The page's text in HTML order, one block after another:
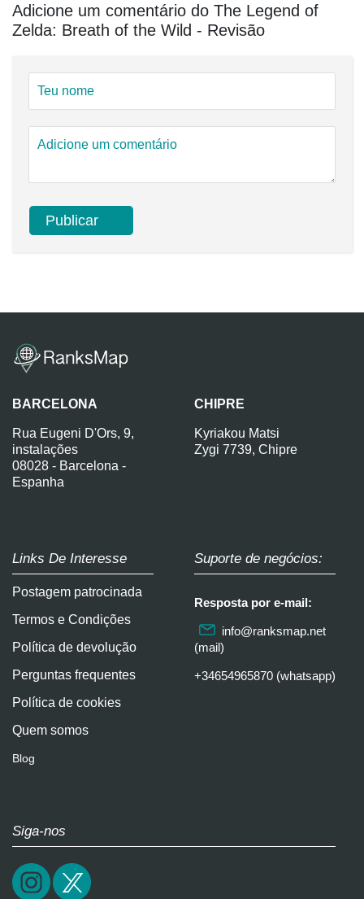
Adicione um comentário do The Legend of
Zelda: Breath of the Wild - Revisão
BARCELONA
Rua Eugeni D'Ors, 9,
instalações
08028 - Barcelona -
Espanha
CHIPRE
Kyriakou Matsi
Zygi 7739, Chipre
Links De Interesse
Postagem patrocinada
Termos e Condições
Política de devolução
Perguntas frequentes
Política de cookies
Quem somos
Blog
Suporte de negócios:
Resposta por e-mail:
info@ranksmap.net
(mail)
+34654965870 (whatsapp)
Siga-nos